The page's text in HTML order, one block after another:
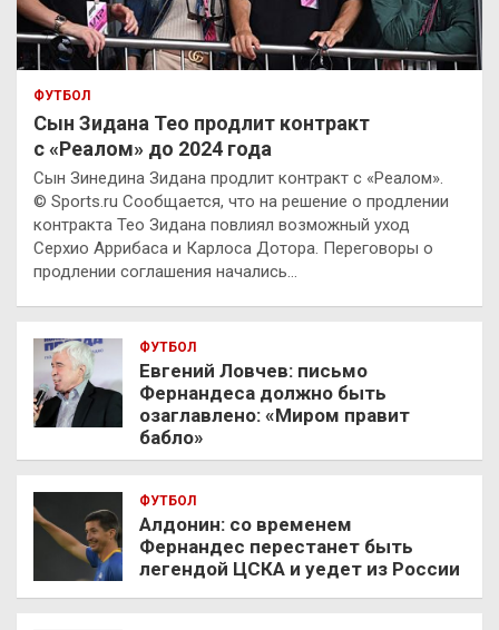
ФУТБОЛ
Сын Зидана Тео продлит контракт
с «Реалом» до 2024 года
Сын Зинедина Зидана продлит контракт с «Реалом».
© Sports.ru Сообщается, что на решение о продлении
контракта Тео Зидана повлиял возможный уход
Серхио Аррибаса и Карлоса Дотора. Переговоры о
продлении соглашения начались…
ФУТБОЛ
Евгений Ловчев: письмо
Фернандеса должно быть
озаглавлено: «Миром правит
бабло»
ФУТБОЛ
Алдонин: со временем
Фернандес перестанет быть
легендой ЦСКА и уедет из России